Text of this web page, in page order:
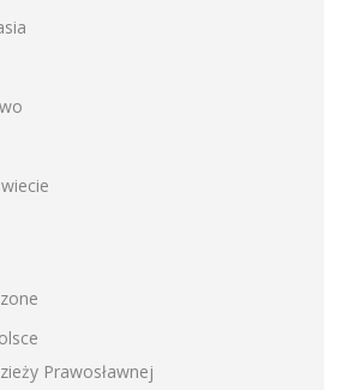
Prawosławnej